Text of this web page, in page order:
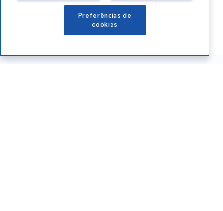
Preferências de
cookies